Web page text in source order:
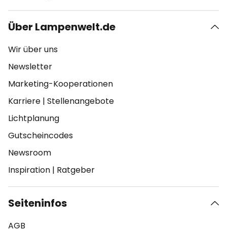
Über Lampenwelt.de
Wir über uns
Newsletter
Marketing-Kooperationen
Karriere | Stellenangebote
Lichtplanung
Gutscheincodes
Newsroom
Inspiration | Ratgeber
Seiteninfos
AGB